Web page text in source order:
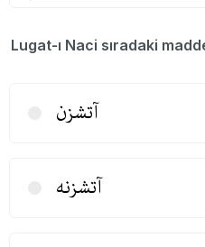
Lugat-ı Naci sıradaki
آتشزن
آتشزنه